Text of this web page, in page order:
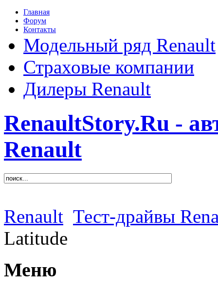
Главная
Форум
Контакты
Модельный ряд Renault
Страховые компании
Дилеры Renault
RenaultStory.Ru -
Renault
Renault Тест-драйвы
Latitude
Меню